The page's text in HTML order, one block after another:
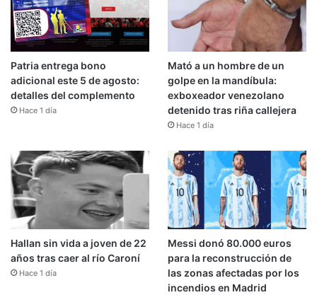
Patria entrega bono
adicional este 5 de agosto:
detalles del complemento
Hace 1 día
Mató a un hombre de un
golpe en la mandíbula:
exboxeador venezolano
detenido tras riña callejera
Hace 1 día
Hallan sin vida a joven de 22
años tras caer al río Caroní
Hace 1 día
Messi donó 80.000 euros
para la reconstrucción de
las zonas afectadas por los
incendios en Madrid